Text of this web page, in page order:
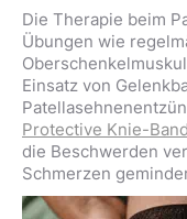
Die Therapie beim
Übungen wie
Einsatz von
Protective Knie-
die Beschwerden
Schmerzen